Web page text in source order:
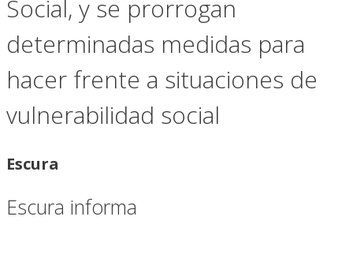
Social, y se prorrogan
determinadas medidas para
hacer frente a situaciones de
vulnerabilidad social
Escura
Escura informa